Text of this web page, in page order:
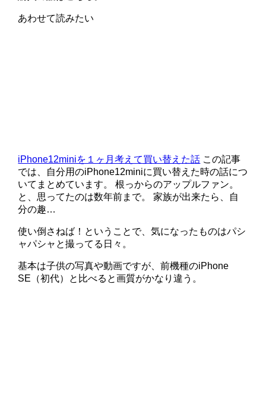
あわせて読みたい
iPhone12miniを１ヶ月考えて買い替えた話 この記事
では、自分用のiPhone12miniに買い替えた時の話につ
いてまとめています。 根っからのアップルファン。
と、思ってたのは数年前まで。 家族が出来たら、自
分の趣…
使い倒さねば！ということで、気になったものはパシ
ャパシャと撮ってる日々。
基本は子供の写真や動画ですが、前機種のiPhone
SE（初代）と比べると画質がかなり違う。